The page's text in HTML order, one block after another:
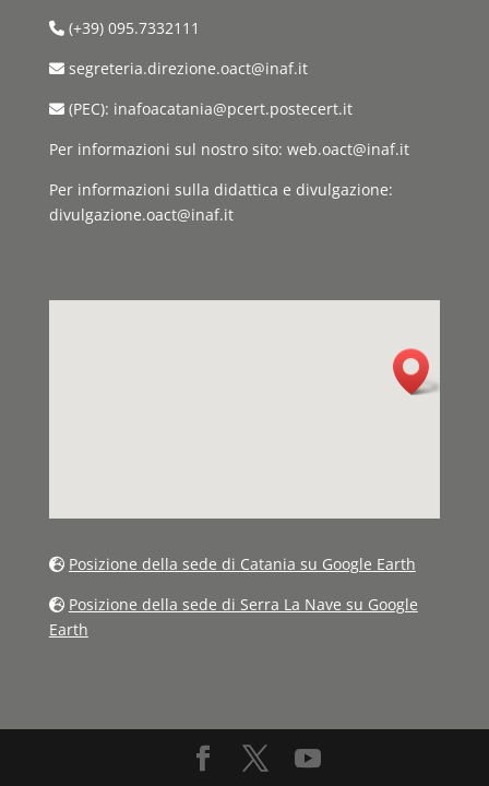
(+39) 095.7332111
segreteria.direzione.oact@inaf.it
(PEC): inafoacatania@pcert.postecert.it
Per informazioni sul nostro sito: web.oact@inaf.it
Per informazioni sulla didattica e divulgazione:
divulgazione.oact@inaf.it
Posizione della sede di Catania su Google Earth
Posizione della sede di Serra La Nave su Google
Earth